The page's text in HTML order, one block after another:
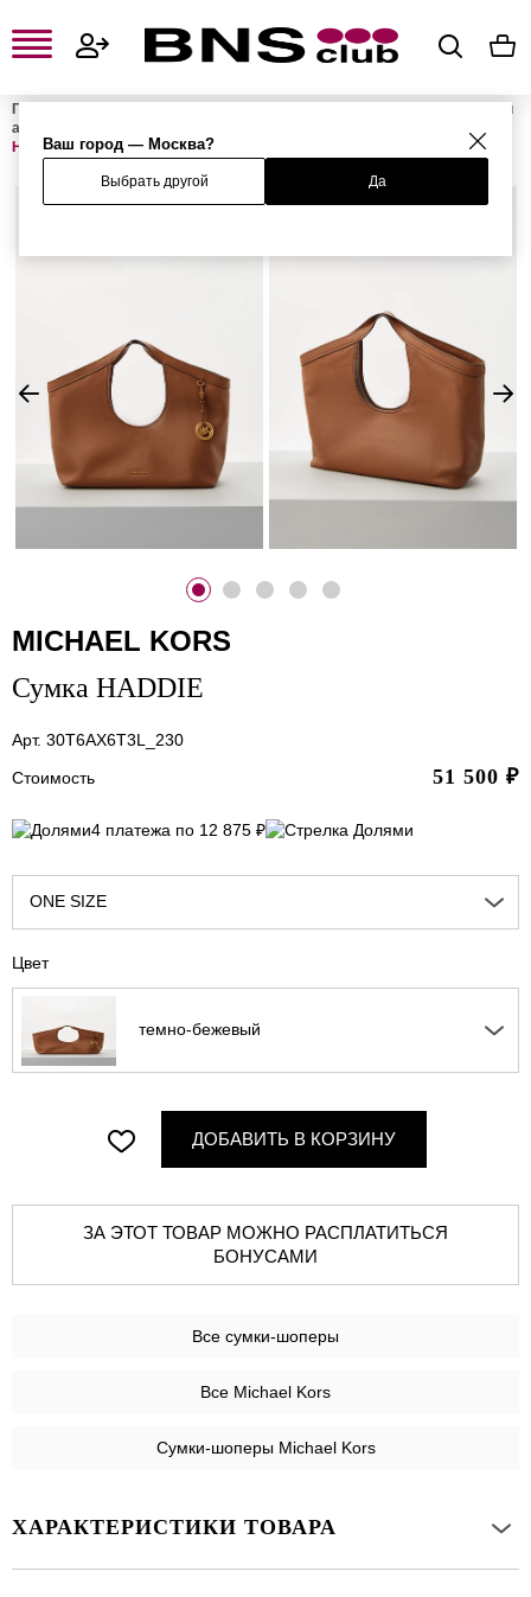
Ваш город — Москва?
Выбрать другой Да
Главная
Женские сумки и
аксессуары
HADDIE
MICHAEL KORS
Сумка HADDIE
Арт. 30T6AX6T3L_230
Стоимость
51 500 ₽
4 платежа по 12 875 ₽
ONE SIZE
Цвет
темно-бежевый
ДОБАВИТЬ В КОРЗИНУ
ЗА ЭТОТ ТОВАР МОЖНО РАСПЛАТИТЬСЯ
БОНУСАМИ
Все сумки-шоперы
Все Michael Kors
Сумки-шоперы Michael Kors
ХАРАКТЕРИСТИКИ ТОВАРА